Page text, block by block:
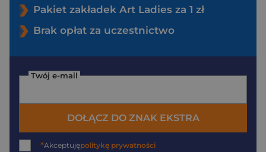
Pakiet zakładek Art Ladies za 1 zł
Brak opłat za uczestnictwo
Twój e-mail
DOŁĄCZ DO ZNAK EKSTRA
*Akceptujępolitykę prywatności